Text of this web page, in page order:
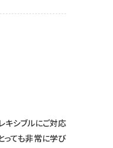
キシブルにご対応
っても非常に学び